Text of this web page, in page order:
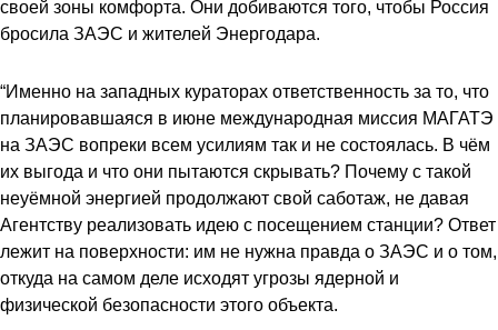
своей зоны комфорта. Они добиваются того, чтобы Россия
бросила ЗАЭС и жителей Энергодара.
“Именно на западных кураторах ответственность за то, что
планировавшаяся в июне международная миссия МАГАТЭ
на ЗАЭС вопреки всем усилиям так и не состоялась. В чём
их выгода и что они пытаются скрывать? Почему с такой
неуёмной энергией продолжают свой саботаж, не давая
Агентству реализовать идею с посещением станции? Ответ
лежит на поверхности: им не нужна правда о ЗАЭС и о том,
откуда на самом деле исходят угрозы ядерной и
физической безопасности этого объекта.